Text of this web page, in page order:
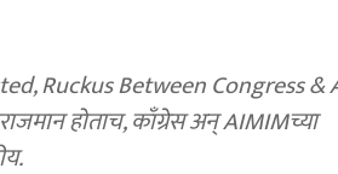
Ruckus Between Congress &
होताच, काँग्रेस अन् AIMIMच्या